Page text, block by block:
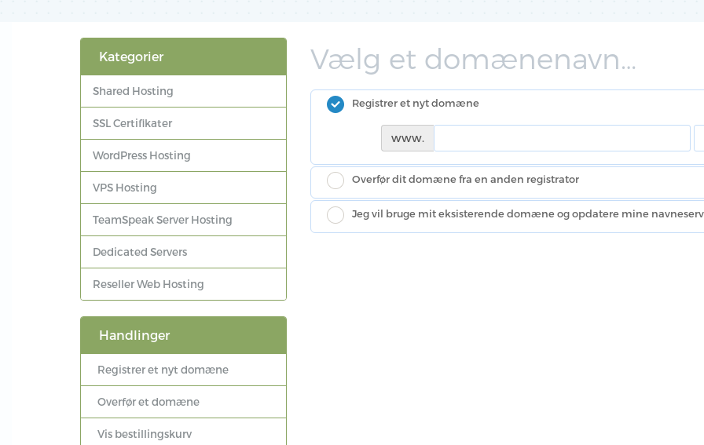
Kategorier
Shared Hosting
SSL Certifikater
WordPress Hosting
VPS Hosting
TeamSpeak Server Hosting
Dedicated Servers
Reseller Web Hosting
Handlinger
Registrer et nyt domæne
Overfør et domæne
Vis bestillingskurv
Vælg et domænenavn…
Registrer et nyt domæne
www.
Overfør dit domæne fra en anden registrator
Jeg vil bruge mit eksisterende domæne og opdatere mine